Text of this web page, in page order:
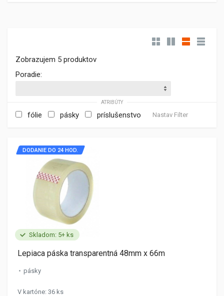
Zobrazujem 5 produktov
Poradie:
ATRIBÚTY
fólie pásky príslušenstvo Nastav Filter
Skladom: 5+ ks
DODANIE DO 24 HOD.
Lepiaca páska transparentná 48mm x 66m
pásky
V kartóne: 36 ks